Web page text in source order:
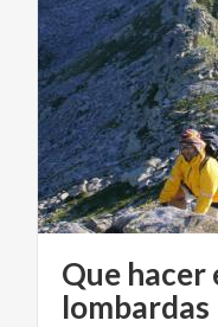
Que hacer
lombardas